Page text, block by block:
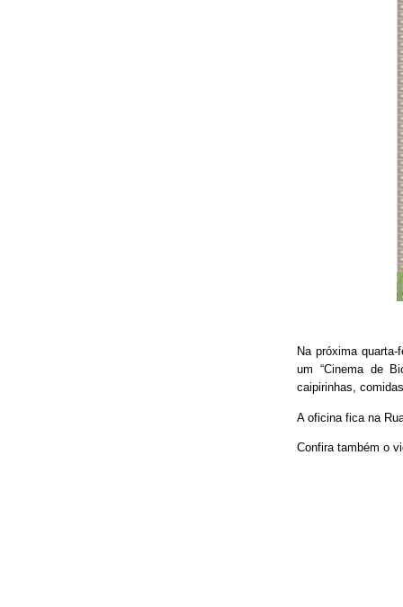
Na próxima
um “Cinema de
caipirinhas,
A oficina fica na
Confira também o